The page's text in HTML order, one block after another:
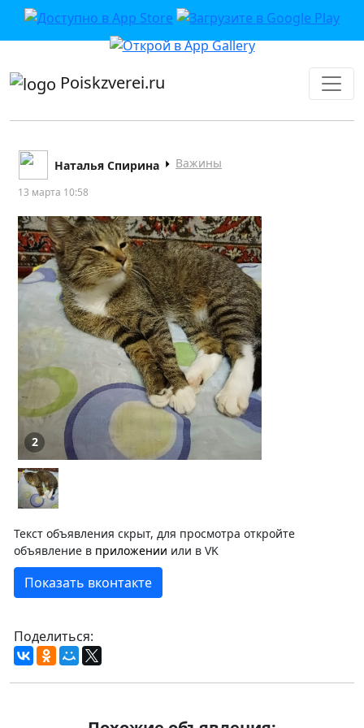
приложении или в VK">
Poiskzverei.ru
Наталья Спирина Важины
13 марта 10:58
2
Текст объявления скрыт, для просмотра откройте
объявление в приложении или в VK
Показать вконтакте
Поделиться: